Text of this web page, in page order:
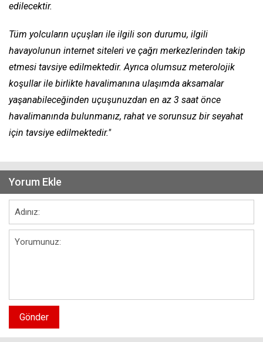
edilecektir.
Tüm yolcuların uçuşları ile ilgili son durumu, ilgili
havayolunun internet siteleri ve çağrı merkezlerinden takip
etmesi tavsiye edilmektedir. Ayrıca olumsuz meterolojik
koşullar ile birlikte havalimanına ulaşımda aksamalar
yaşanabileceğinden uçuşunuzdan en az 3 saat önce
havalimanında bulunmanız, rahat ve sorunsuz bir seyahat
için tavsiye edilmektedir."
Yorum Ekle
Gönder